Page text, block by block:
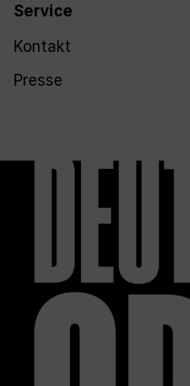
Service
Kontakt
Presse